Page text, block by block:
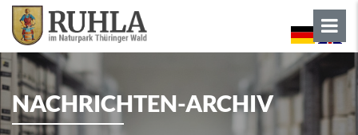
NACHRICHTEN-ARCHIV